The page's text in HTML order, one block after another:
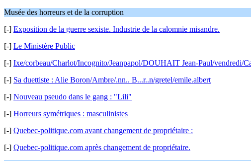
Musée des horreurs et de la corruption
[-] Exposition de la guerre sexiste. Industrie de la calomnie misandre.
[-] Le Ministère Public
[-] Ixe/corbeau/Charlot/Incognito/Jeanpapol/DOUHAIT Jean-Paul/vendredi/
[-] Sa duettiste : Alie Boron/Ambre/.nn.. B...r..n/gretel/emile.albert
[-] Nouveau pseudo dans le gang : "Lili"
[-] Horreurs symétriques : masculinistes
[-] Quebec-politique.com avant changement de propriétaire :
[-] Quebec-politique.com après changement de propriétaire.